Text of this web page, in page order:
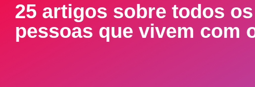
25 artigos sobre todos
pessoas que vivem com